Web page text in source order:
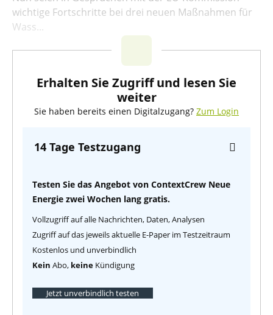
wichtige Fortschritte bei drei neuen Maßnahmen für
Wass...
Erhalten Sie Zugriff und lesen Sie
weiter
Sie haben bereits einen Digitalzugang? Zum Login
14 Tage Testzugang
Testen Sie das Angebot von ContextCrew Neue
Energie zwei Wochen lang gratis.
Vollzugriff auf alle Nachrichten, Daten, Analysen
Zugriff auf das jeweils aktuelle E-Paper im Testzeitraum
Kostenlos und unverbindlich
Kein Abo, keine Kündigung
Jetzt unverbindlich testen